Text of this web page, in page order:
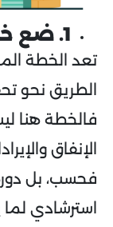
1. ضع خطة مالية أولًا
تعد الخطة
الطريق نحو
فالخطة هنا
الإنفاق
فحسب، بل
استرشادي